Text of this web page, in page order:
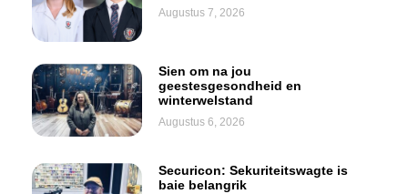
Augustus 7, 2026
Sien om na jou
geestesgesondheid en
winterwelstand
Augustus 6, 2026
Securicon: Sekuriteitswagte is
baie belangrik